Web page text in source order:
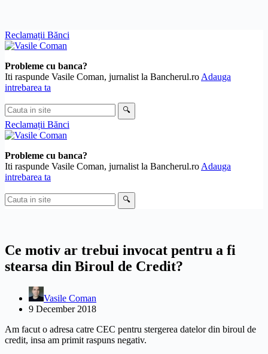
Skip
to
Reclamații Bănci
Probleme cu banca?
Iti raspunde Vasile Coman, jurnalist la Bancherul.ro Adauga
intrebarea ta
Cauta
in
site
🔍
Reclamații Bănci
Probleme cu banca?
Iti raspunde Vasile Coman, jurnalist la Bancherul.ro Adauga
intrebarea ta
Cauta
in
🔍
Ce motiv ar trebui invocat pentru a fi
stearsa din Biroul de Credit?
Vasile Coman
9 December 2018
Am facut o adresa catre CEC pentru stergerea datelor din biroul de
credit, insa am primit raspuns negativ.